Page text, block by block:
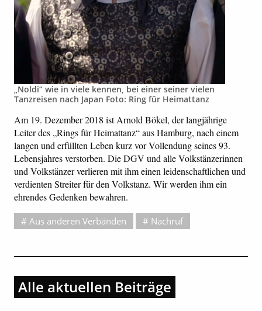
„Noldi“ wie in viele kennen, bei einer seiner vielen
Tanzreisen nach Japan Foto: Ring für Heimattanz
Am 19. Dezember 2018 ist Arnold Bökel, der langjährige
Leiter des „Rings für Heimattanz“ aus Hamburg, nach einem
langen und erfüllten Leben kurz vor Vollendung seines 93.
Lebensjahres verstorben. Die DGV und alle Volkstänzerinnen
und Volkstänzer verlieren mit ihm einen leidenschaftlichen und
verdienten Streiter für den Volkstanz. Wir werden ihm ein
ehrendes Gedenken bewahren.
Aus anderen Verbänden Nachruf
Alle aktuellen Beiträge